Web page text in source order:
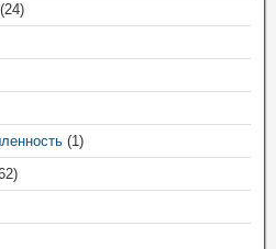
(24)
(1)